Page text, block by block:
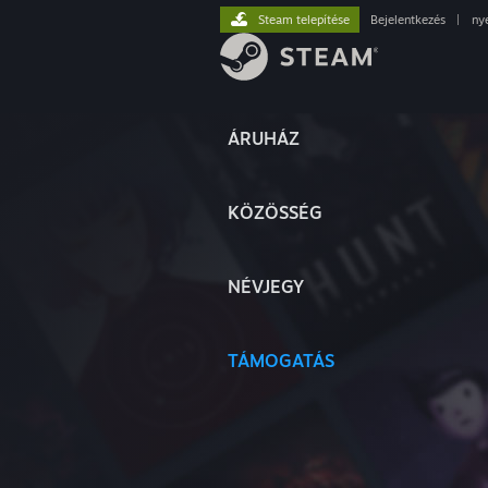
ÁRUHÁZ
KÖZÖSSÉG
NÉVJEGY
TÁMOGATÁS
Steam telepítése Bejelentkezés